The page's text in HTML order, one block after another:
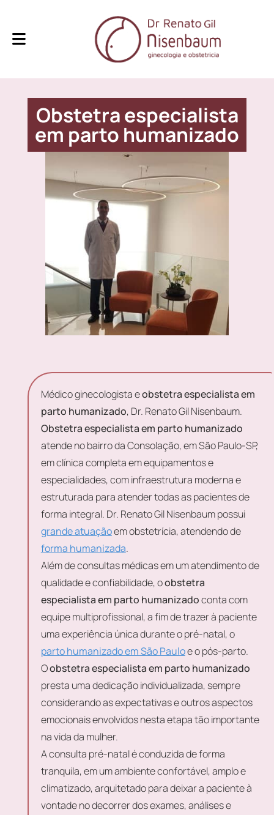
Obstetra especialista
em parto humanizado
Médico ginecologista eobstetra especialista em
parto humanizado, Dr. Renato Gil Nisenbaum.
Obstetra especialista em parto humanizado
atende no bairro da Consolação, em São Paulo-SP,
em clínica completa em equipamentos e
especialidades, com infraestrutura moderna e
estruturada para atender todas as pacientes de
forma integral. Dr. Renato Gil Nisenbaum possui
grande atuaçãoem obstetrícia, atendendo de
forma humanizada.
Além de consultas médicas em um atendimento de
qualidade e confiabilidade, oobstetra
especialista em parto humanizadoconta com
equipe multiprofissional, a fim de trazer à paciente
uma experiência única durante o pré-natal, o
parto humanizado em São Pauloe o pós-parto.
Oobstetra especialista em parto humanizado
presta uma dedicação individualizada, sempre
considerando as expectativas e outros aspectos
emocionais envolvidos nesta etapa tão importante
na vida da mulher.
A consulta pré-natal é conduzida de forma
tranquila, em um ambiente confortável, amplo e
climatizado, arquitetado para deixar a paciente à
vontade no decorrer dos exames, análises e